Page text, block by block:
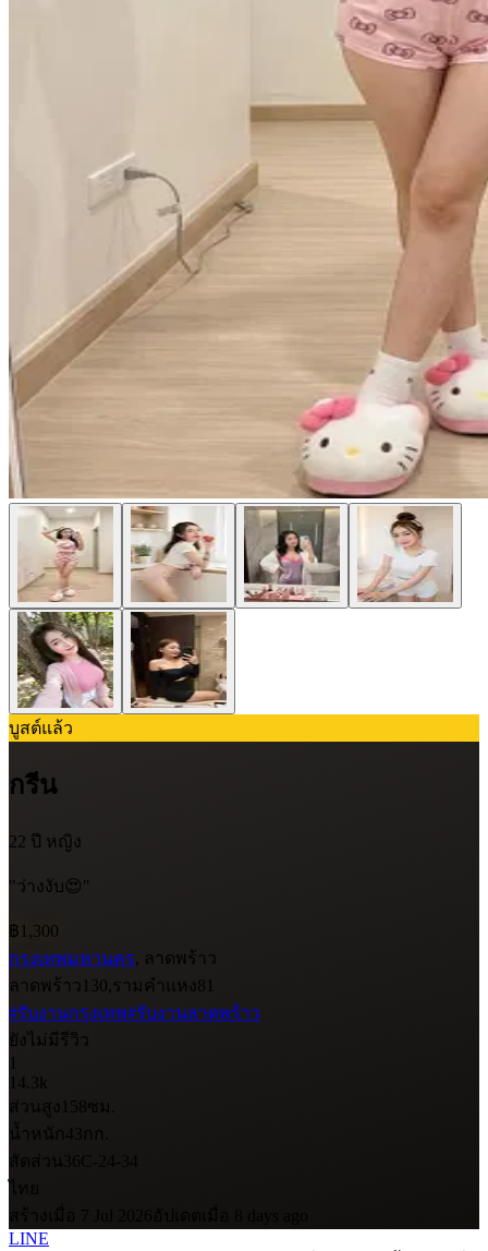
บูสต์แล้ว
กรีน
22 ปี หญิง
"ว่างงับ😍"
฿1,300
กรุงเทพมหานคร, ลาดพร้าว
ลาดพร้าว130,รามคำแหง81
#รับงานกรุงเทพ#รับงานลาดพร้าว
ยังไม่มีรีวิว
1
14.3k
ส่วนสูง 158ซม.
น้ำหนัก43กก.
สัดส่วน
36C-24-34
LINE